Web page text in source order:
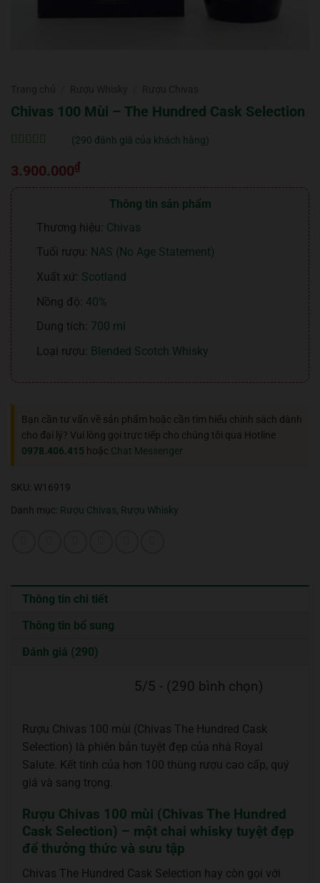
Chivas 100 Mùi – The Hundred Cask Selection
trênđánh
giá
(290 đánh giá của khách hàng)
3.900.000₫
Thông tin sản phẩm
Thương hiệu: Chivas
Tuổi rượu:
NAS (No Age Statement)
Xuất xứ: Scotland
Nồng độ: 40%
Dung tích: 700 ml
Loại rượu: Blended Scotch Whisky
Bạn cần tư vấn về sản phẩm hoặc cần tìm hiểu chính sách dành
cho đại lý? Vui lòng gọi trực tiếp cho chúng tôi qua Hotline
0978.406.415 hoặc Chat Messenger
SKU: W16919
Danh mục: Rượu Chivas, Rượu Whisky
Thông tin chi tiết
Thông tin bổ sung
Đánh giá (290)
5/5 - (290 bình chọn)
Rượu Chivas 100 mùi (Chivas The Hundred Cask
Selection) là phiên bản tuyệt đẹp của nhà Royal
Salute. Kết tinh của hơn 100 thùng rượu cao cấp, quý
giá và sang trọng.
Rượu Chivas 100 mùi (Chivas The Hundred
Cask Selection) – một chai whisky tuyệt đẹp
để thưởng thức và sưu tập
Chivas The Hundred Cask Selection hay còn gọi với